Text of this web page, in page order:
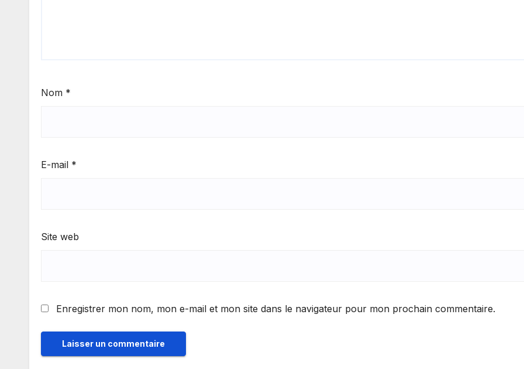
Nom *
E-mail *
Site web
Enregistrer mon nom, mon e-mail et mon site dans le navigateur pour mon prochain commentaire.